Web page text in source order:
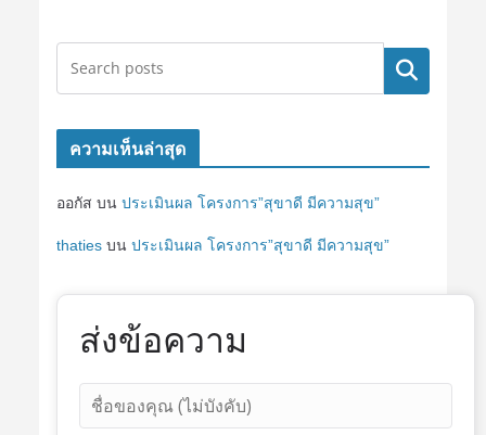
ค้นหา
ความเห็นล่าสุด
ออกัส บน ประเมินผล โครงการ”สุขาดี มีความสุข”
thatiesบน ประเมินผล โครงการ”สุขาดี มีความสุข”
ส่งข้อความ